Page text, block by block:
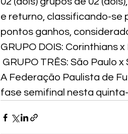
e returno, classificando-se
pontos ganhos,
GRUPO DOIS: Corinthians
GRUPO TRÊS: São Paulo x
A Federação Paulista de
fase semifinal nesta